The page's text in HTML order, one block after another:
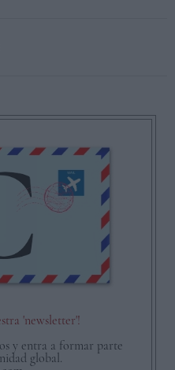
'newsletter'!
y entra a formar parte
global.